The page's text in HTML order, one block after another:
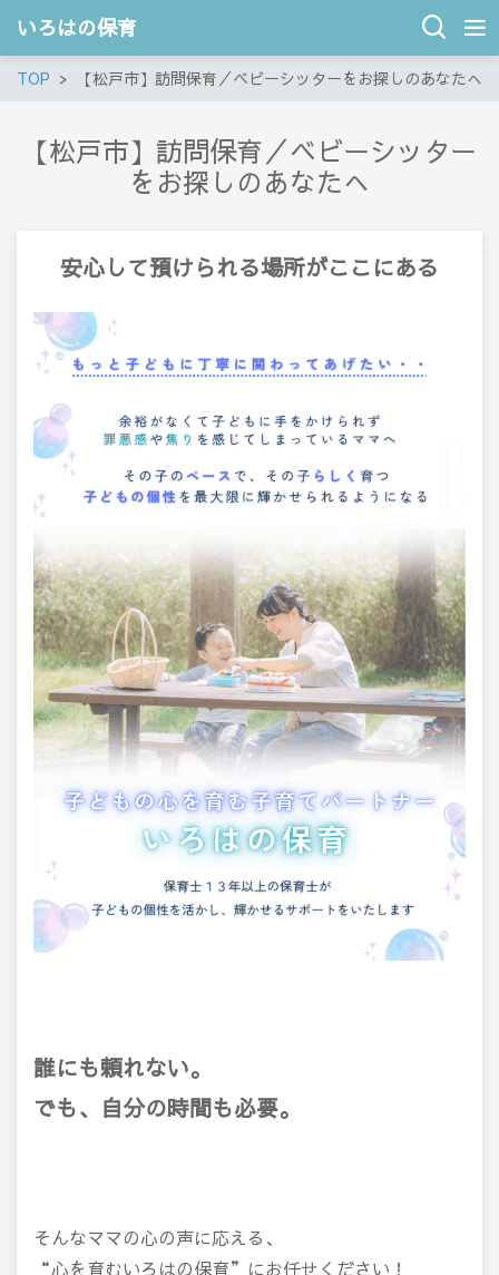
いろはの保育
TOP 【松戸市】訪問保育／ベビーシッターをお探しのあなたへ
【松戸市】訪問保育／ベビーシッター
をお探しのあなたへ
安心して預けられる場所がここにある
誰にも頼れない。
でも、自分の時間も必要。
そんなママの心の声に応える、
“心を育むいろはの保育”にお任せください！